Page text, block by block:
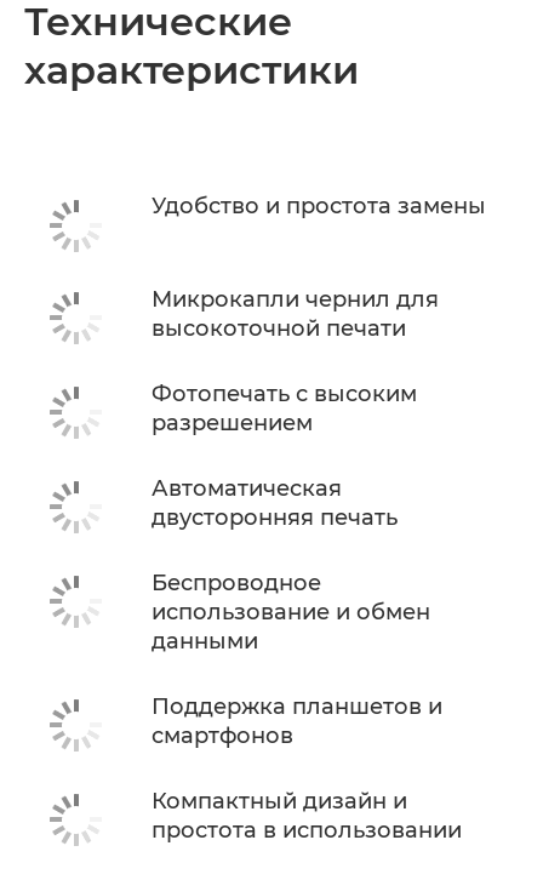
Технические
характеристики
Удобство и простота замены
Микрокапли чернил для
высокоточной печати
Фотопечать с высоким
разрешением
Автоматическая
двусторонняя печать
Беспроводное
использование и обмен
данными
Поддержка планшетов и
смартфонов
Компактный дизайн и
простота в использовании